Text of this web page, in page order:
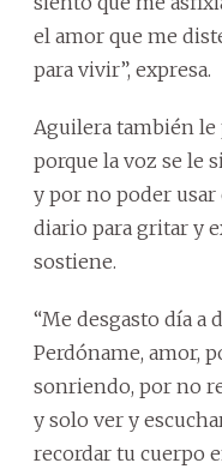
el amor que me
para vivir”, expresa.
Aguilera también le
porque la voz se le
y por no poder
diario para gritar y
sostiene.
“Me desgasto día a
Perdóname, amor,
sonriendo, por no
y solo ver y
recordar tu cuerpo